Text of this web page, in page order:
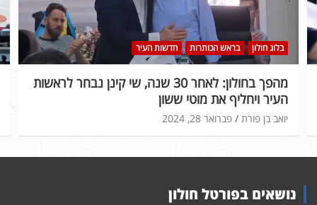
בלוג חולון בראש הכותרות חדשות העיר
מהפך בחולון: לאחר 30 שנה, שי קינן נבחר לראשות
העיר ויחליף את מוטי ששון
פברואר 28, 2024 יואב בן פורת
נושאים בפורטל חולון